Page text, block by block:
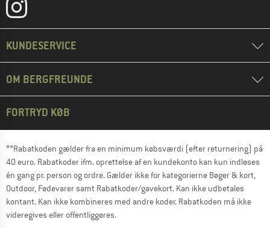
KUNDESERVICE
OM BERGFREUNDE
FORTRYD KØB
**Rabatkoden gælder fra en minimum købsværdi (efter returnering) på
40 euro. Rabatkoder ifm. oprettelse af en kundekonto kan kun indløses
én gang pr. person og ordre. Gælder ikke for kategorierne Bøger & kort,
Outdoor, Fødevarer samt Rabatkoder/gavekort. Kan ikke udbetales
kontant. Kan ikke kombineres med andre koder. Rabatkoden må ikke
videregives eller offentliggøres.